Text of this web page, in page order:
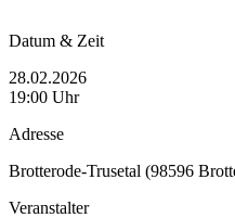
Datum & Zeit
28.02.2026
19:00 Uhr
Adresse
Brotterode-Trusetal (98596
Veranstalter